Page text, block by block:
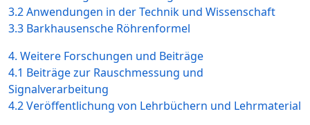
3.2 Anwendungen in der Technik und Wissenschaft
3.3 Barkhausensche Röhrenformel
4. Weitere Forschungen und Beiträge
4.1 Beiträge zur Rauschmessung und
Signalverarbeitung
4.2 Veröffentlichung von Lehrbüchern und Lehrmaterial